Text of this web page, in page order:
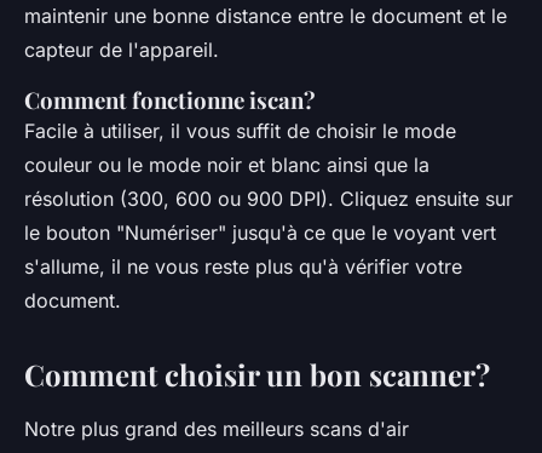
maintenir une bonne distance entre le document et le
capteur de l'appareil.
Comment fonctionne iscan?
Facile à utiliser, il vous suffit de choisir le mode
couleur ou le mode noir et blanc ainsi que la
résolution (300, 600 ou 900 DPI). Cliquez ensuite sur
le bouton "Numériser" jusqu'à ce que le voyant vert
s'allume, il ne vous reste plus qu'à vérifier votre
document.
Comment choisir un bon scanner?
Notre plus grand des meilleurs scans d'air